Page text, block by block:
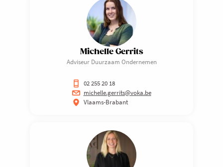
Michelle Gerrits
Adviseur Duurzaam Ondernemen
02 255 20 18
michelle.gerrits@voka.be
Vlaams-Brabant